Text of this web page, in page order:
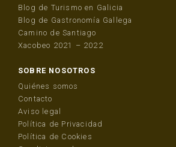
Blog de Turismo en Galicia
Blog de Gastronomía Gallega
Camino de Santiago
Xacobeo 2021 – 2022
SOBRE NOSOTROS
Quiénes somos
Contacto
Aviso legal
Política de Privacidad
Política de Cookies